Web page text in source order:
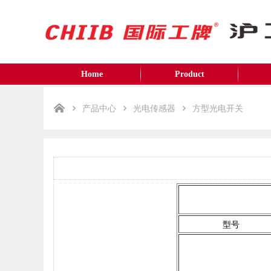
Home Product
产品中心 光电传感器 方型光电开关
型号